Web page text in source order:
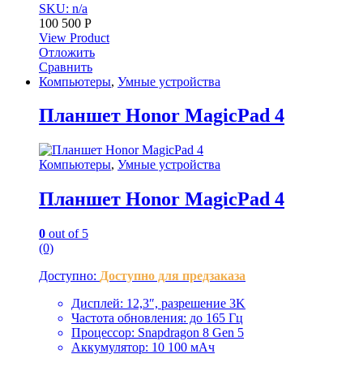
SKU: n/a
100 500 Р
View Product
Отложить
Сравнить
Компьютеры, Умные устройства
Планшет Honor MagicPad 4
Компьютеры, Умные устройства
Планшет Honor MagicPad 4
0 out of 5
(0)
Доступно: Доступно для предзаказа
Дисплей: 12,3″, разрешение 3K
Частота обновления: до 165 Гц
Процессор: Snapdragon 8 Gen 5
Аккумулятор: 10 100 мАч